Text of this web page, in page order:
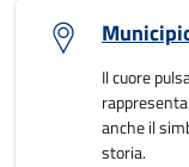
Il cuore
anche il
storia.